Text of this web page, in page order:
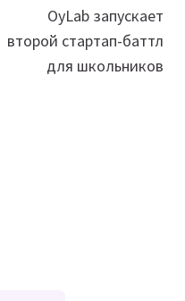
OyLab запускает
второй стартап-баттл
для школьников